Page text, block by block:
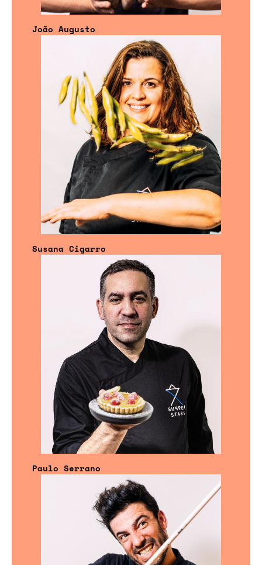
João Augusto
Susana Cigarro
Paulo Serrano